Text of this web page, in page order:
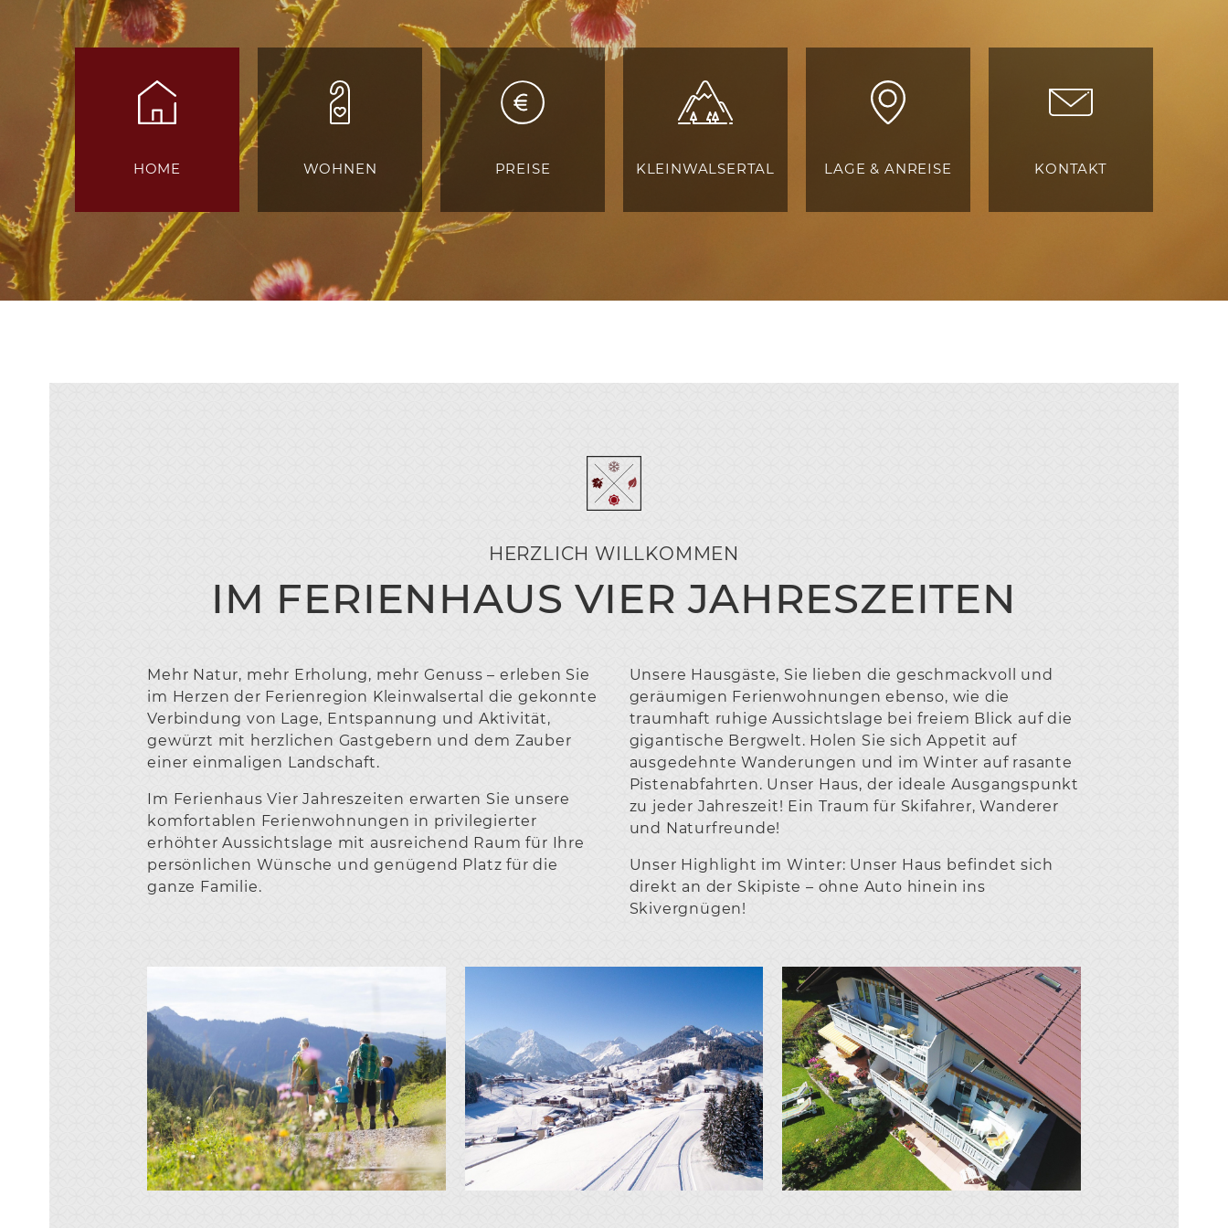
HOME WOHNEN PREISE KLEINWALSERTAL LAGE & ANREISE KONTAKT
HERZLICH WILLKOMMEN
IM FERIENHAUS VIER JAHRESZEITEN
Mehr Natur, mehr Erholung, mehr Genuss – erleben Sie
im Herzen der Ferienregion Kleinwalsertal die gekonnte
Verbindung von Lage, Entspannung und Aktivität,
gewürzt mit herzlichen Gastgebern und dem Zauber
einer einmaligen Landschaft.
Im Ferienhaus Vier Jahreszeiten erwarten Sie unsere
komfortablen Ferienwohnungen in privilegierter
erhöhter Aussichtslage mit ausreichend Raum für Ihre
persönlichen Wünsche und genügend Platz für die
ganze Familie.
Unsere Hausgäste, Sie lieben die geschmackvoll und
geräumigen Ferienwohnungen ebenso, wie die
traumhaft ruhige Aussichtslage bei freiem Blick auf die
gigantische Bergwelt. Holen Sie sich Appetit auf
ausgedehnte Wanderungen und im Winter auf rasante
Pistenabfahrten. Unser Haus, der ideale Ausgangspunkt
zu jeder Jahreszeit! Ein Traum für Skifahrer, Wanderer
und Naturfreunde!
Unser Highlight im Winter: Unser Haus befindet sich
direkt an der Skipiste – ohne Auto hinein ins
Skivergnügen!